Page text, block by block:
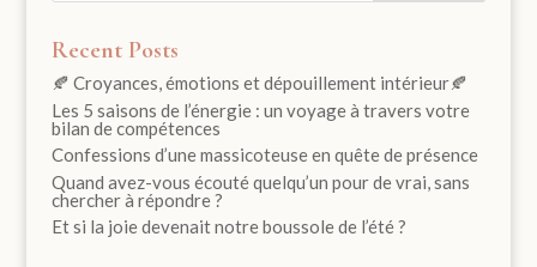
Recent Posts
🍂 Croyances, émotions et dépouillement intérieur🍂
Les 5 saisons de l’énergie : un voyage à travers votre
bilan de compétences
Confessions d’une massicoteuse en quête de présence
Quand avez-vous écouté quelqu’un pour de vrai, sans
chercher à répondre ?
Et si la joie devenait notre boussole de l’été ?